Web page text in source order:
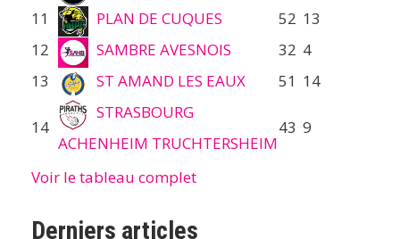
11
PLAN DE CUQUES 52 13
12
SAMBRE AVESNOIS 32 4
13
ST AMAND LES EAUX 51 14
14
STRASBOURG
ACHENHEIM TRUCHTERSHEIM
43 9
Voir le tableau complet
Derniers articles